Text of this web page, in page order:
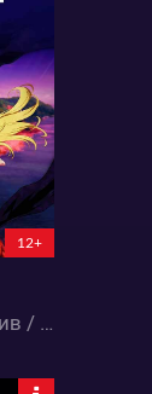
12+
Аниме / Детектив / Паранормальное / Сёнэн